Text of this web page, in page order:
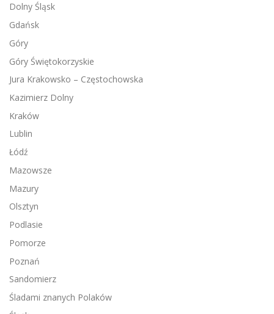
Dolny Śląsk
Gdańsk
Góry
Góry Świętokorzyskie
Jura Krakowsko – Częstochowska
Kazimierz Dolny
Kraków
Lublin
Łódź
Mazowsze
Mazury
Olsztyn
Podlasie
Pomorze
Poznań
Sandomierz
Śladami znanych Polaków